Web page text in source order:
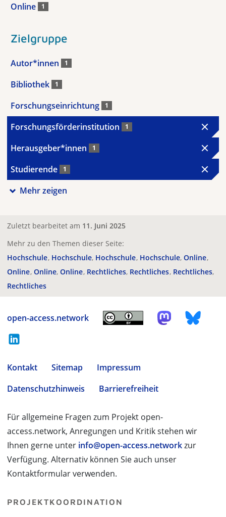
Online 1
Zielgruppe
Autor*innen 1
Bibliothek 1
Forschungseinrichtung 1
Forschungsförderinstitution 1
Herausgeber*innen 1
Studierende 1
Mehr zeigen
Zuletzt bearbeitet am 11. Juni 2025
Mehr zu den Themen dieser Seite:
Hochschule Hochschule Hochschule Hochschule Online
Online Online Online Rechtliches Rechtliches Rechtliches
Rechtliches
open-access.network
Kontakt Sitemap
Impressum
Datenschutzhinweis
Barrierefreiheit
Für allgemeine Fragen zum Projekt open-
access.network, Anregungen und Kritik stehen wir
Ihnen gerne unter info@open-access.networkzur
Verfügung. Alternativ können Sie auch unser
Kontaktformular verwenden.
PROJEKTKOORDINATION